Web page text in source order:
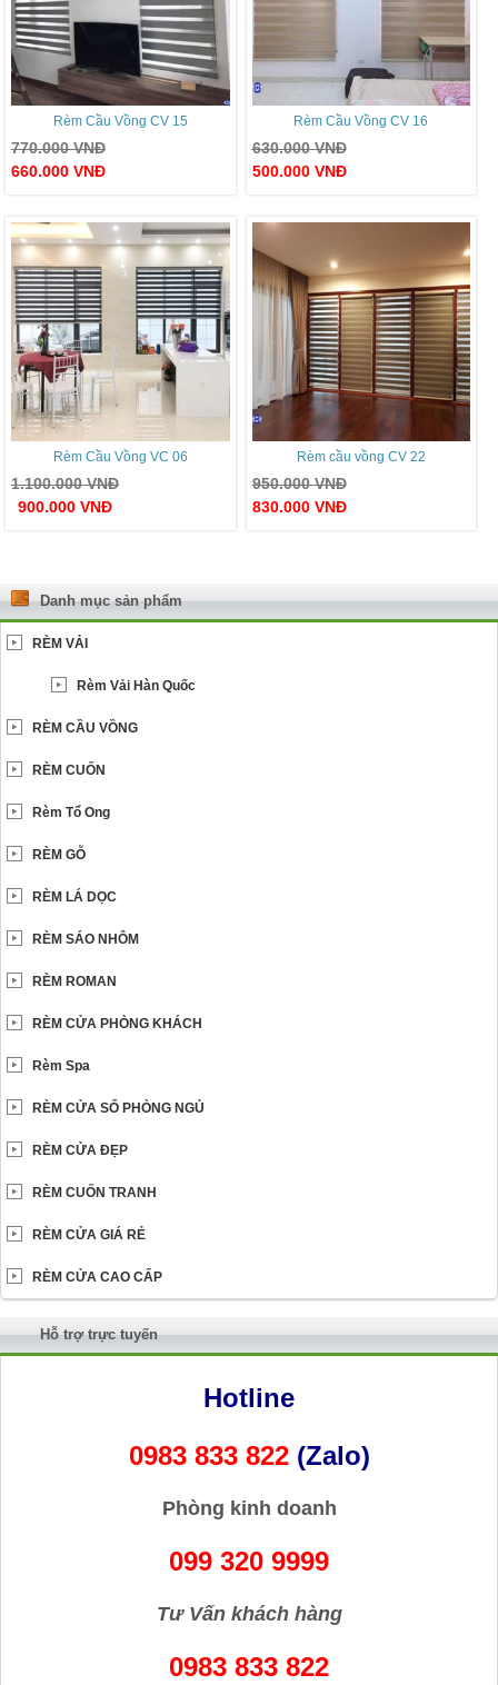
Rèm Cầu Vồng CV 15
770.000VNĐ
660.000 VNĐ
Rèm Cầu Vồng CV 16
630.000VNĐ
500.000 VNĐ
Rèm Cầu Vồng VC 06
1.100.000VNĐ
900.000 VNĐ
Rèm cầu vồng CV 22
950.000VNĐ
830.000 VNĐ
Danh mục sản phẩm
RÈM VẢI
Rèm Vải Hàn Quốc
RÈM CẦU VỒNG
RÈM CUỐN
Rèm Tổ Ong
RÈM GỖ
RÈM LÁ DỌC
RÈM SÁO NHÔM
RÈM ROMAN
RÈM CỬA PHÒNG KHÁCH
Rèm Spa
RÈM CỬA SỔ PHÒNG NGỦ
RÈM CỬA ĐẸP
RÈM CUỐN TRANH
RÈM CỬA GIÁ RẺ
RÈM CỬA CAO CẤP
Hỗ trợ trực tuyến
Hotline
0983 833 822 (Zalo)
Phòng kinh doanh
099 320 9999
Tư Vấn khách hàng
0983 833 822